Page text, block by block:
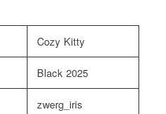
Cozy Kitty
Black 2025
zwerg_iris